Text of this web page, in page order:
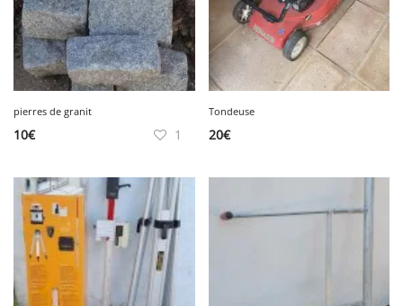
pierres de granit
10€ 1
Tondeuse
20€